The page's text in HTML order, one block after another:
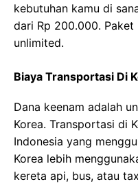
kebutuhan kamu di
dari Rp 200.000.
unlimited.
Biaya Transportasi Di
Dana keenam adalah
Korea. Transportasi di
Indonesia yang
Korea lebih
kereta api, bus, atau